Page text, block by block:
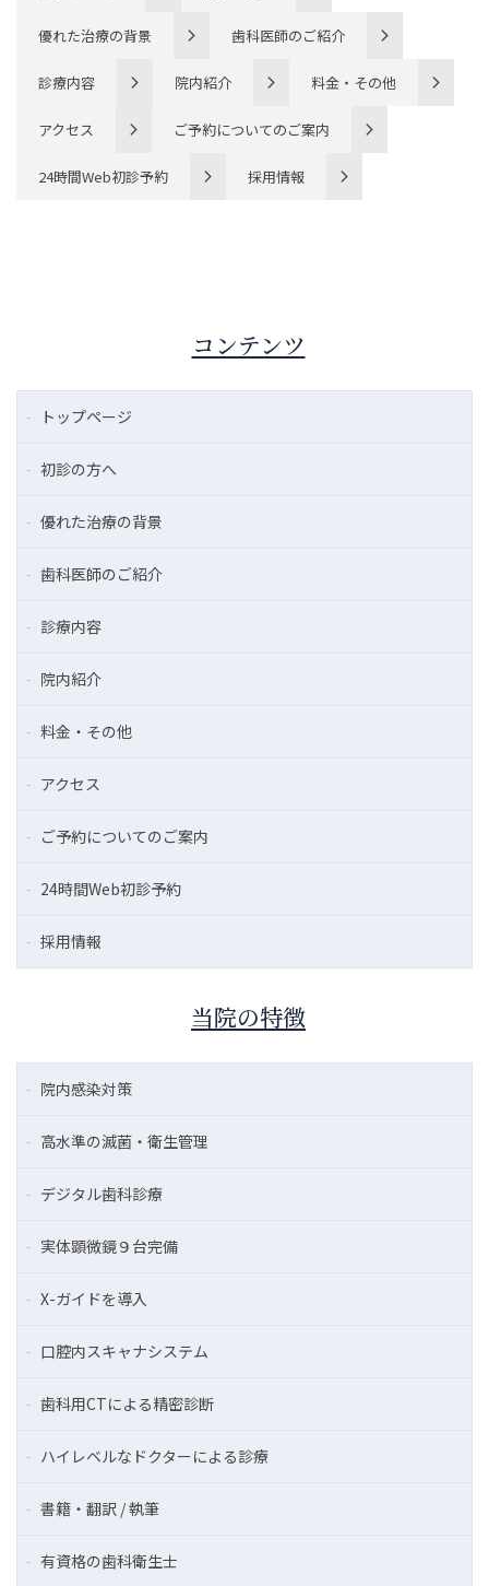
優れた治療の背景 歯科医師のご紹介
診療内容 院内紹介 料金・その他
アクセス ご予約についてのご案内
24時間Web初診予約 採用情報
コンテンツ
トップページ
初診の方へ
優れた治療の背景
歯科医師のご紹介
診療内容
院内紹介
料金・その他
アクセス
ご予約についてのご案内
24時間Web初診予約
採用情報
当院の特徴
院内感染対策
高水準の滅菌・衛生管理
デジタル歯科診療
実体顕微鏡９台完備
X-ガイドを導入
口腔内スキャナシステム
歯科用CTによる精密診断
ハイレベルなドクターによる診療
書籍・翻訳 / 執筆
有資格の歯科衛生士